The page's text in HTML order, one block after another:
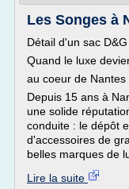
Les Songes à
Détail d'un sac D&G
Quand le luxe
au coeur de Nantes
Depuis 15 ans à
une solide
conduite : le dépôt
d'accessoires de
belles marques de
Lire la suite